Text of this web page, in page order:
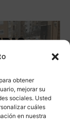
obtener
mejorar su
sociales. Usted
cuáles
en nuestra